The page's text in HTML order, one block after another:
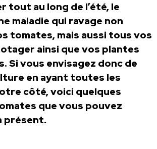
tout au long de l’été, le
maladie qui ravage non
tomates, mais aussi tous vos
ainsi que vos plantes
Si vous envisagez donc de
en ayant toutes les
côté, voici quelques
que vous pouvez
présent.